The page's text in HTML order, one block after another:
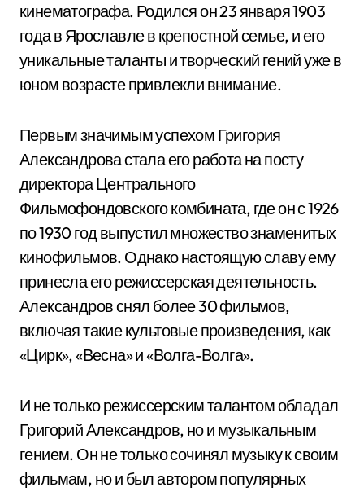
кинематографа. Родился он 23 января 1903
года в Ярославле в крепостной семье, и его
уникальные таланты и творческий гений уже в
юном возрасте привлекли внимание.
Первым значимым успехом Григория
Александрова стала его работа на посту
директора Центрального
Фильмофондовского комбината, где он с 1926
по 1930 год выпустил множество знаменитых
кинофильмов. Однако настоящую славу ему
принесла его режиссерская деятельность.
Александров снял более 30 фильмов,
включая такие культовые произведения, как
«Цирк», «Весна» и «Волга-Волга».
И не только режиссерским талантом обладал
Григорий Александров, но и музыкальным
гением. Он не только сочинял музыку к своим
фильмам, но и был автором популярных